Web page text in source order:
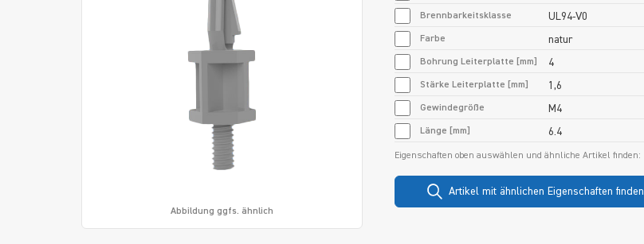
Abbildung ggfs. ähnlich
Brennbarkeitsklasse UL94-V0
Farbe natur
Bohrung Leiterplatte [mm] 4
Stärke Leiterplatte [mm] 1,6
Gewindegröße M4
Länge [mm] 6.4
Eigenschaften oben auswählen und ähnliche Artikel finden:
Artikel mit ähnlichen Eigenschaften finden